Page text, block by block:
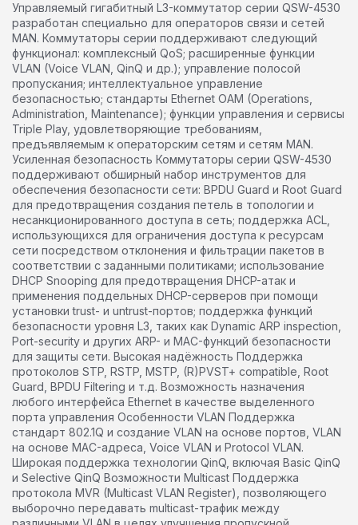
Управляемый гигабитный L3-коммутатор серии QSW-4530
разработан специально для операторов связи и сетей
MAN. Коммутаторы серии поддерживают следующий
функционал: комплексный QoS; расширенные функции
VLAN (Voice VLAN, QinQ и др.); управление полосой
пропускания; интеллектуальное управление
безопасностью; стандарты Ethernet OAM (Operations,
Administration, Maintenance); функции управления и сервисы
Triple Play, удовлетворяющие требованиям,
предъявляемым к операторским сетям и сетям MAN.
Усиленная безопасность Коммутаторы серии QSW-4530
поддерживают обширный набор инструментов для
обеспечения безопасности сети: BPDU Guard и Root Guard
для предотвращения создания петель в топологии и
несанкционированного доступа в сеть; поддержка ACL,
использующихся для ограничения доступа к ресурсам
сети посредством отклонения и фильтрации пакетов в
соответствии с заданными политиками; использование
DHCP Snooping для предотвращения DHCP-атак и
применения поддельных DHCP-серверов при помощи
установки trust- и untrust-портов; поддержка функций
безопасности уровня L3, таких как Dynamic ARP inspection,
Port-security и других ARP- и MAC-функций безопасности
для защиты сети. Высокая надёжность Поддержка
протоколов STP, RSTP, MSTP, (R)PVST+ compatible, Root
Guard, BPDU Filtering и т.д. Возможность назначения
любого интерфейса Ethernet в качестве выделенного
порта управления Особенности VLAN Поддержка
стандарт 802.1Q и создание VLAN на основе портов, VLAN
на основе MAC-адреса, Voice VLAN и Protocol VLAN.
Широкая поддержка технологии QinQ, включая Basic QinQ
и Selective QinQ Возможности Multicast Поддержка
протокола MVR (Multicast VLAN Register), позволяющего
выборочно передавать multicast-трафик между